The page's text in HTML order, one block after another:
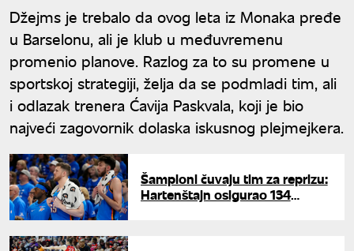
Džejms je trebalo da ovog leta iz Monaka pređe
u Barselonu, ali je klub u međuvremenu
promenio planove. Razlog za to su promene u
sportskoj strategiji, želja da se podmladi tim, ali
i odlazak trenera Ćavija Paskvala, koji je bio
najveći zagovornik dolaska iskusnog plejmejkera.
Šampioni čuvaju tim za reprizu:
Hartenštajn osigurao 134